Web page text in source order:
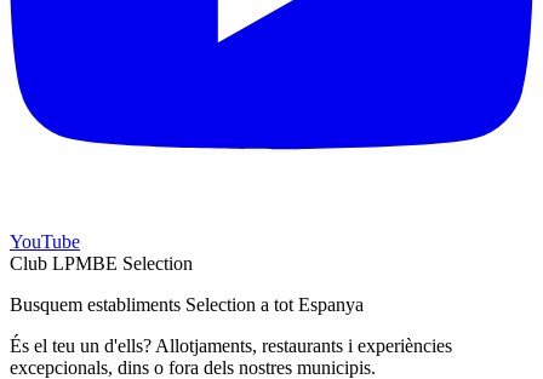
YouTube
Club LPMBE Selection
Busquem establiments Selection a tot Espanya
És el teu un d'ells? Allotjaments, restaurants i experiències
excepcionals, dins o fora dels nostres municipis.